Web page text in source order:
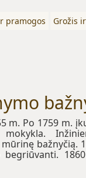
pramogos
Grožis
m. Po 1759 m.
bažnyčią.